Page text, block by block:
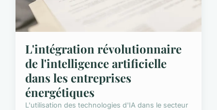
L'intégration révolutionnaire
de l'intelligence artificielle
dans les entreprises
énergétiques
L'utilisation des technologies d'IA dans le secteur